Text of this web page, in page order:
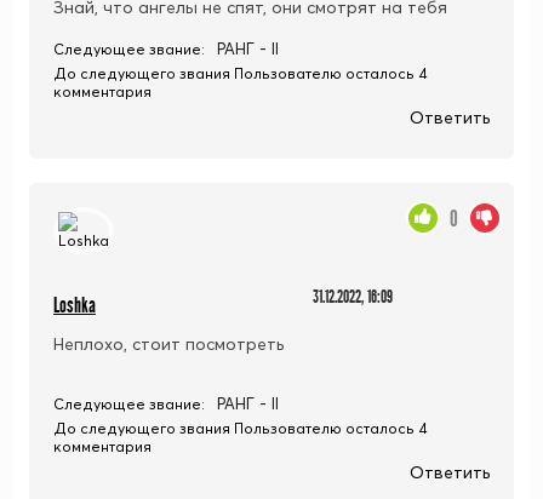
Знай, что ангелы не спят, они смотрят на тебя
Следующее звание: РАНГ - II
До следующего звания Пользователю осталось 4
комментария
Ответить
Loshka 31.12.2022, 16:09
Неплохо, стоит посмотреть
0
Следующее звание: РАНГ - II
До следующего звания Пользователю осталось 4
комментария
Ответить